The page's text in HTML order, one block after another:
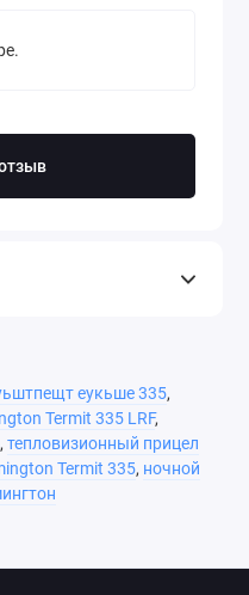
еукьше 335,
Termit 335 LRF,
, тепловизионный прицел
Termit 335, ночной